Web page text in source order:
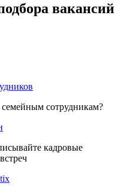
вакансий
семейным сотрудникам?
кадровые